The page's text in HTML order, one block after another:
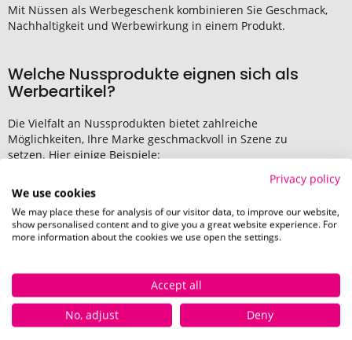
Mit Nüssen als Werbegeschenk kombinieren Sie Geschmack,
Nachhaltigkeit und Werbewirkung in einem Produkt.
Welche Nussprodukte eignen sich als
Werbeartikel?
Die Vielfalt an Nussprodukten bietet zahlreiche
Möglichkeiten, Ihre Marke geschmackvoll in Szene zu
setzen. Hier einige Beispiele:
Kleine, handliche Tüten mit
gemischten Nüssen – ideal für unterwegs.
Premium-Nüsse:Hochwertige Sorten wie
Macadamia, Pekannüsse oder Mandeln für
Nüsse im Adventskalender:In kleinen Türchen
verpackt, steigern sie die Vorfreude auf
Weihnachten.
Nussbeutel:Nachhaltige Beutel, die mit Ihrem
Privacy policy
We use cookies
We may place these for analysis of our visitor data, to improve our website,
show personalised content and to give you a great website experience. For
more information about the cookies we use open the settings.
Accept all
No, adjust
Deny